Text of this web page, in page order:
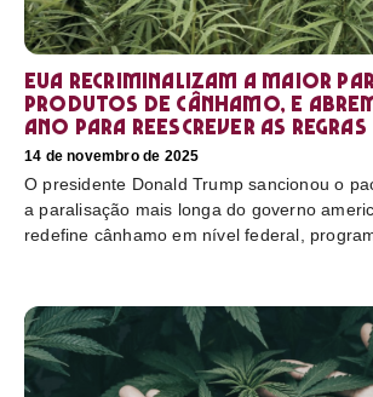
EUA recriminalizam a maior
produtos de cânhamo, e
ano para reescrever as regras
14 de novembro de 2025
O presidente Donald Trump sancionou o
a paralisação mais longa do governo
redefine cânhamo em nível federal,